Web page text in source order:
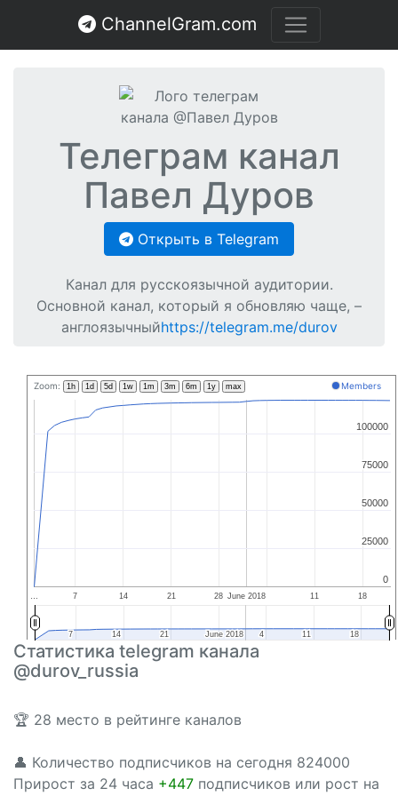
ChannelGram.com
Телеграм канал
Павел Дуров
Открыть в Telegram
Канал для русскоязычной аудитории.
Основной канал, который я обновляю чаще, –
англоязычныйhttps://telegram.me/durov
Zoom: 1h 1d 5d 1w 1m 3m 6m 1y max Members
… June 2018
7 14 21 28 11 18
0
0
25000
25000
50000
50000
75000
75000
100000
100000
June 2018
June 2018
7
7 14
14 21
21 4
4 11
11 18
18
Статистика telegram канала
@durov_russia
🏆 28 место в рейтинге каналов
👤 Количество подписчиков на сегодня 824000
Прирост за 24 часа +447 подписчиков или рост на